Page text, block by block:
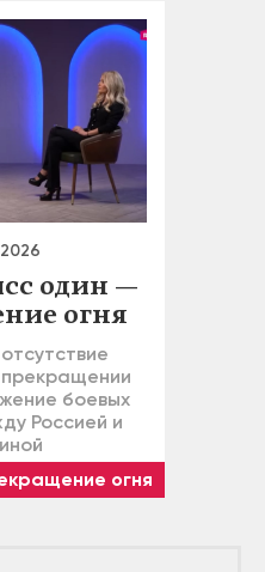
один —
огня
боевых
Россией и
огня